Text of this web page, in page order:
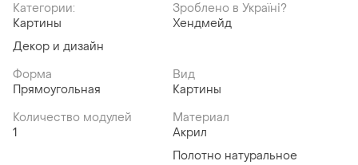
Категории:
Картины
Декор и дизайн
Зроблено в Україні?
Хендмейд
Форма
Прямоугольная
Вид
Картины
Количество модулей
1
Материал
Акрил
Полотно натуральное